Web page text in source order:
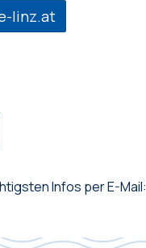
linz.at
Infos per E-Mail: